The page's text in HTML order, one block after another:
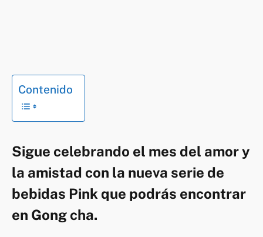
Contenido
Sigue celebrando el mes del amor y
la amistad con la nueva serie de
bebidas Pink que podrás encontrar
en Gong cha.